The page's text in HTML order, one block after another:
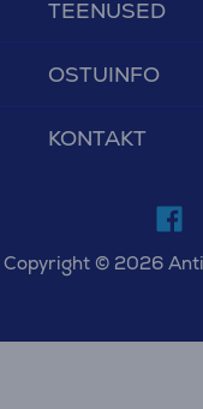
TEENUSED
OSTUINFO
KONTAKT
Copyright © 2026